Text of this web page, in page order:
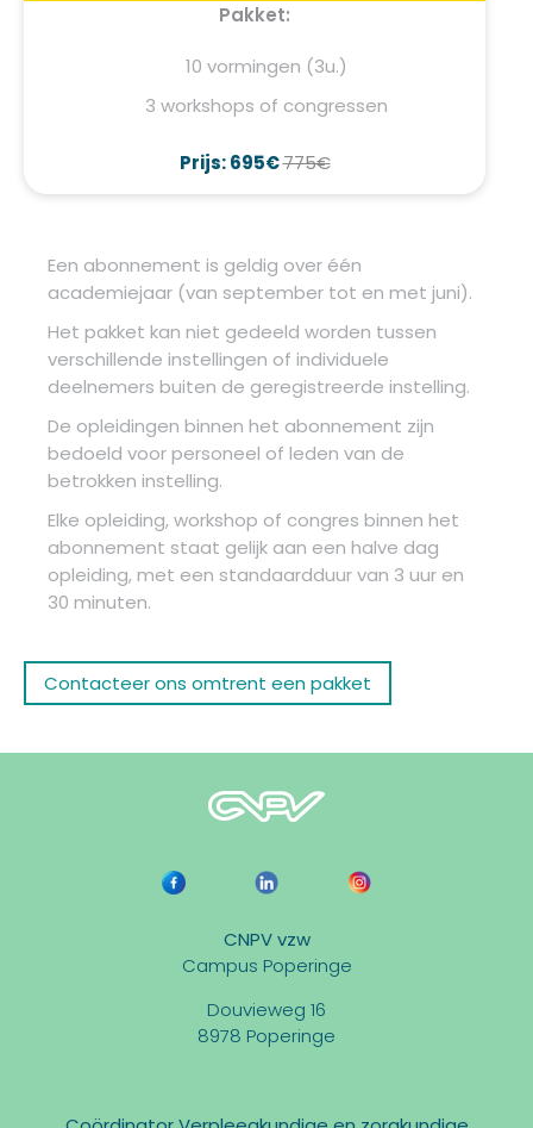
Pakket:
10 vormingen (3u.)
3 workshops of congressen
Prijs: 695€775€
Een abonnement is geldig over één
academiejaar (van september tot en met juni).
Het pakket kan niet gedeeld worden tussen
verschillende instellingen of individuele
deelnemers buiten de geregistreerde instelling.
De opleidingen binnen het abonnement zijn
bedoeld voor personeel of leden van de
betrokken instelling.
Elke opleiding, workshop of congres binnen het
abonnement staat gelijk aan een halve dag
opleiding, met een standaardduur van 3 uur en
30 minuten.
Contacteer ons omtrent een pakket
CNPV vzw
Campus Poperinge
Douvieweg 16
8978 Poperinge